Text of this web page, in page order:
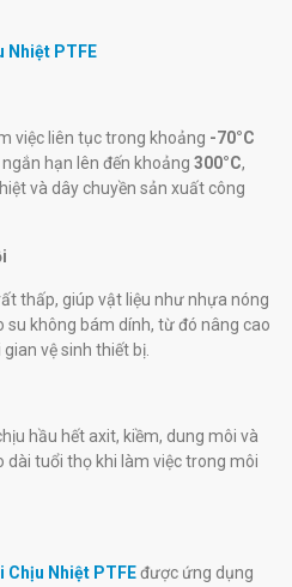
Nhiệt PTFE
việc liên tục trong khoảng -70°C
hạn lên đến khoảng 300°C,
và dây chuyền sản xuất công
thấp, giúp vật liệu như nhựa nóng
su không bám dính, từ đó nâng cao
vệ sinh thiết bị.
hầu hết axit, kiềm, dung môi và
dài tuổi thọ khi làm việc trong môi
Chịu Nhiệt PTFEđược ứng dụng